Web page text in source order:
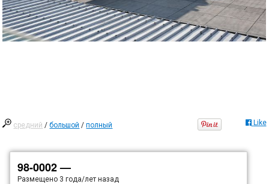
средний /большой /полный Like
98-0002 —
Размещено 3 года/лет назад